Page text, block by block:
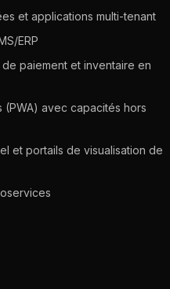
et applications multi-tenant
ERP
paiement et inventaire en
avec capacités hors
et portails de visualisation de